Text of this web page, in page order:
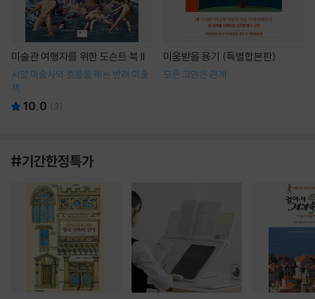
미술관 여행자를 위한 도슨트 북 II
서양 미술사의 흐름을 꿰는 반려 미술
책
10.0 ( 3)
미움받을 용기 (특별합본판)
모든 고민은 관계
#기간한정특가